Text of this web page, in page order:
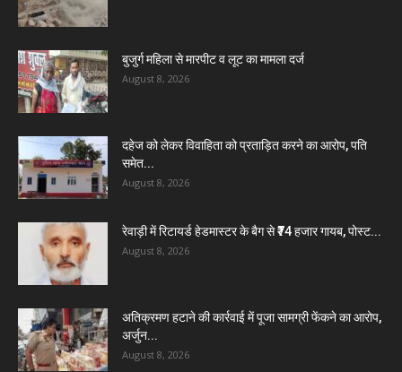
बुजुर्ग महिला से मारपीट व लूट का मामला दर्ज
August 8, 2026
दहेज को लेकर विवाहिता को प्रताड़ित करने का आरोप, पति
समेत...
August 8, 2026
रेवाड़ी में रिटायर्ड हेडमास्टर के बैग से ₹74 हजार गायब, पोस्ट...
August 8, 2026
अतिक्रमण हटाने की कार्रवाई में पूजा सामग्री फेंकने का आरोप,
अर्जुन...
August 8, 2026